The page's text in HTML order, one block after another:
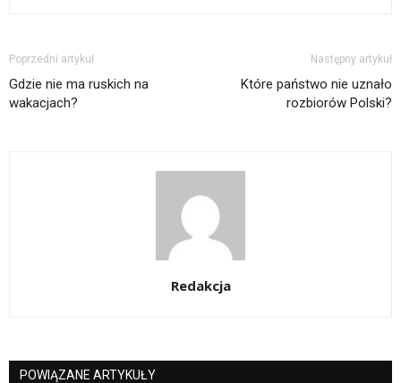
Poprzedni artykuł
Gdzie nie ma ruskich na
wakacjach?
Następny artykuł
Które państwo nie uznało
rozbiorów Polski?
Redakcja
POWIĄZANE ARTYKUŁY